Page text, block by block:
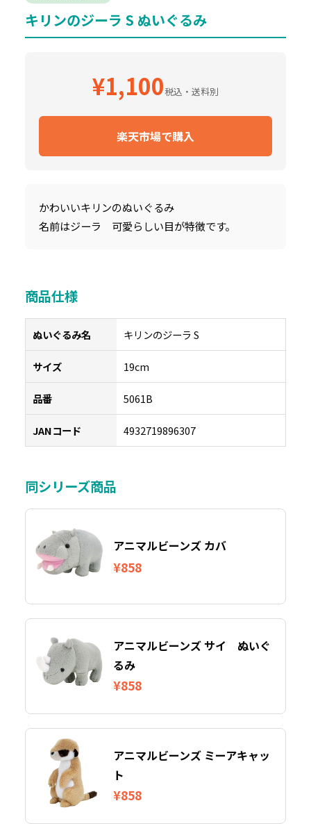
キリンのジーラ S ぬいぐるみ
¥1,100税込・送料別
楽天市場で購入
かわいいキリンのぬいぐるみ
名前はジーラ 可愛らしい目が特徴です。
商品仕様
ぬいぐるみ名 キリンのジーラ S
サイズ 19cm
品番 5061B
JANコード 4932719896307
同シリーズ商品
アニマルビーンズ カバ
¥858
アニマルビーンズ サイ ぬいぐ
るみ
¥858
アニマルビーンズ ミーアキャッ
ト
¥858